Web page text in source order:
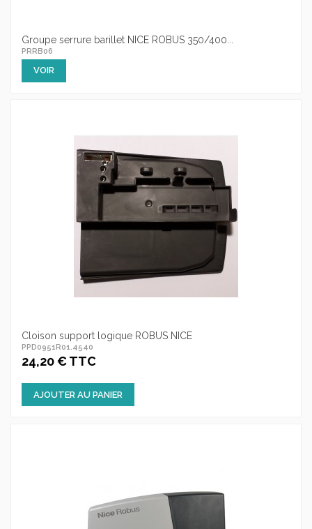
Groupe serrure barillet NICE ROBUS 350/400...
PRRB06
VOIR
Cloison support logique ROBUS NICE
PPD0951R01.4540
24,20 € TTC
AJOUTER AU PANIER